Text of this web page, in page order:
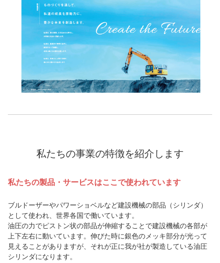
私たちの事業の特徴を紹介します
私たちの製品・サービスはここで使われています
ブルドーザーやパワーショベルなど建設機械の部品（シリンダ）
として使われ、世界各国で働いています。
油圧の力でピストン状の部品が伸縮することで建設機械の各部が
上下左右に動いています。伸びた時に銀色のメッキ部分が光って
見えることがありますが、それが正に我が社が製造している油圧
シリンダになります。